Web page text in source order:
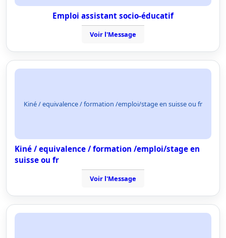
Emploi assistant socio-éducatif
Voir l'Message
Kiné / equivalence / formation /emploi/stage en suisse ou fr
Kiné / equivalence / formation /emploi/stage en
suisse ou fr
Voir l'Message